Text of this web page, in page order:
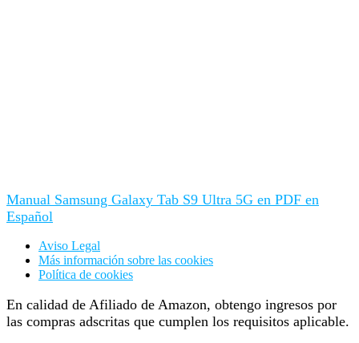
Manual Samsung Galaxy Tab S9 Ultra 5G en PDF en
Español
Aviso Legal
Más información sobre las cookies
Política de cookies
En calidad de Afiliado de Amazon, obtengo ingresos por
las compras adscritas que cumplen los requisitos aplicable.